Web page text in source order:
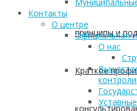
принципы и
Краткое
Контакты
О центре
Официальная
О нас